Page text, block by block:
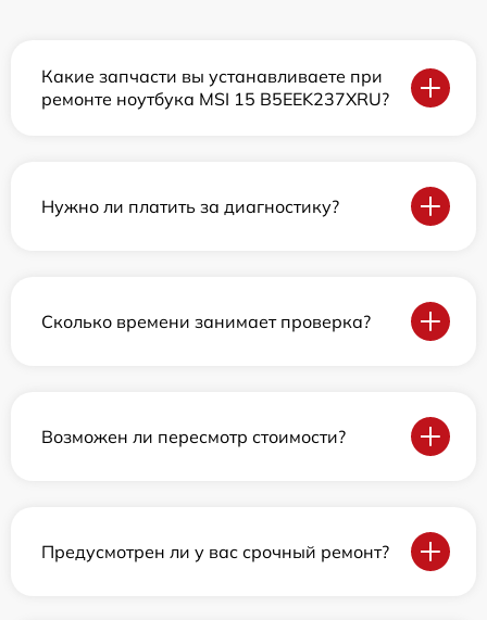
Какие запчасти вы устанавливаете при
ремонте ноутбука MSI 15 B5EEK237XRU?
Нужно ли платить за диагностику?
Сколько времени занимает проверка?
Возможен ли пересмотр стоимости?
Предусмотрен ли у вас срочный ремонт?